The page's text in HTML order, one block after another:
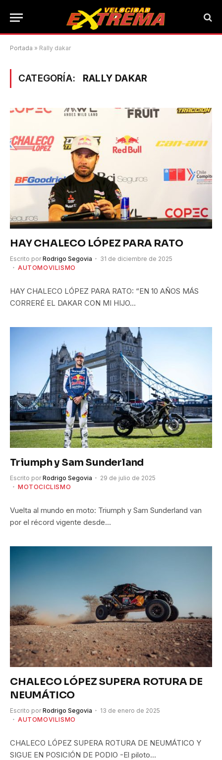
Portada » Rally dakar
CATEGORÍA: RALLY DAKAR
HAY CHALECO LÓPEZ PARA RATO
Escrito por Rodrigo Segovia
31 de diciembre de 2025
AUTOMOVILISMO
HAY CHALECO LÓPEZ PARA RATO: “EN 10 AÑOS MÁS
CORRERÉ EL DAKAR CON MI HIJO…
Triumph y Sam Sunderland
Escrito por Rodrigo Segovia
29 de julio de 2025
MOTOCICLISMO
Vuelta al mundo en moto: Triumph y Sam Sunderland van
por el récord vigente desde…
CHALECO LÓPEZ SUPERA ROTURA DE
NEUMÁTICO
Escrito por Rodrigo Segovia
13 de enero de 2025
AUTOMOVILISMO
CHALECO LÓPEZ SUPERA ROTURA DE NEUMÁTICO Y
SIGUE EN POSICIÓN DE PODIO -El piloto…